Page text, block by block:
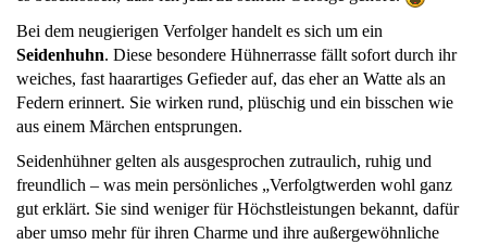
Bei dem neugierigen Verfolger handelt es sich um ein
Seidenhuhn. Diese besondere Hühnerrasse fällt sofort durch ihr
weiches, fast haarartiges Gefieder auf, das eher an Watte als an
Federn erinnert. Sie wirken rund, plüschig und ein bisschen wie
aus einem Märchen entsprungen.
Seidenhühner gelten als ausgesprochen zutraulich, ruhig und
freundlich – was mein persönliches „Verfolgtwerden wohl ganz
gut erklärt. Sie sind weniger für Höchstleistungen bekannt, dafür
aber umso mehr für ihren Charme und ihre außergewöhnliche